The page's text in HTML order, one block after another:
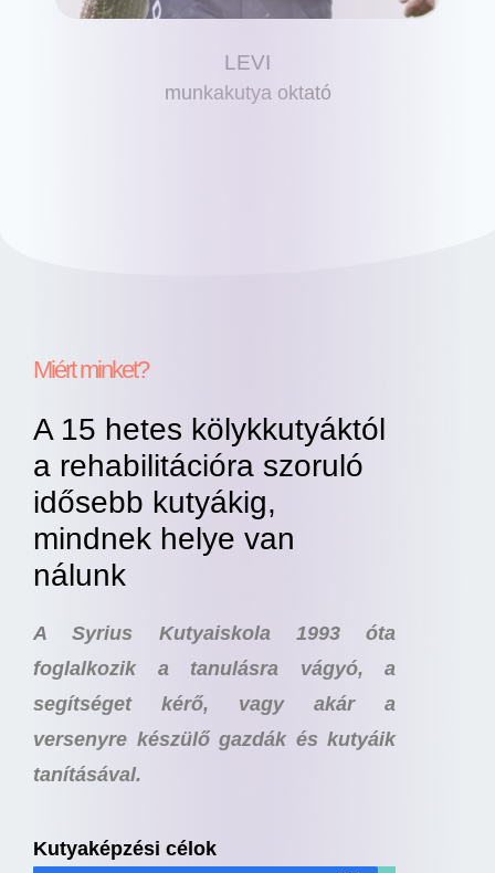
LEVI
munkakutya oktató
Miért minket?
A 15 hetes kölykkutyáktól
a rehabilitációra szoruló
idősebb kutyákig,
mindnek helye van
nálunk
A Syrius Kutyaiskola 1993 óta
foglalkozik a tanulásra vágyó, a
segítséget kérő, vagy akár a
versenyre készülő gazdák és kutyáik
tanításával.
Kutyaképzési célok